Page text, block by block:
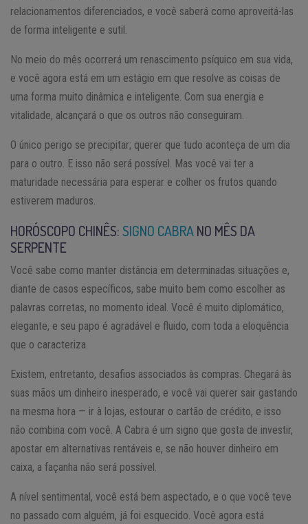
relacionamentos diferenciados, e você saberá como aproveitá-las
de forma inteligente e sutil.
No meio do mês ocorrerá um renascimento psíquico em sua vida,
e você agora está em um estágio em que resolve as coisas de
uma forma muito dinâmica e inteligente. Com sua energia e
vitalidade, alcançará o que os outros não conseguiram.
O único perigo se precipitar; querer que tudo aconteça de um dia
para o outro. E isso não será possível. Mas você vai ter a
maturidade necessária para esperar e colher os frutos quando
estiverem maduros.
HORÓSCOPO CHINÊS:SIGNO CABRANO MÊS DA
SERPENTE
Você sabe como manter distância em determinadas situações e,
diante de casos específicos, sabe muito bem como escolher as
palavras corretas, no momento ideal. Você é muito diplomático,
elegante, e seu papo é agradável e fluido, com toda a eloquência
que o caracteriza.
Existem, entretanto, desafios associados às compras. Chegará às
suas mãos um dinheiro inesperado, e você vai querer sair gastando
na mesma hora — ir à lojas, estourar o cartão de crédito, e isso
não combina com você. A Cabra é um signo que gosta de investir,
apostar em alternativas rentáveis e, se não houver dinheiro em
caixa, a façanha não será possível.
A nível sentimental, você está bem aspectado, e o que você teve
no passado com alguém, já foi esquecido. Você agora está